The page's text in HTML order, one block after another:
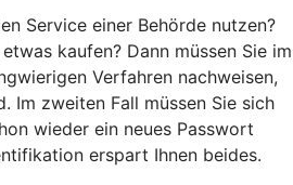
Service einer Behörde nutzen?
kaufen? Dann müssen Sie im
Verfahren nachweisen,
Im zweiten Fall müssen Sie sich
wieder ein neues Passwort
erspart Ihnen beides.